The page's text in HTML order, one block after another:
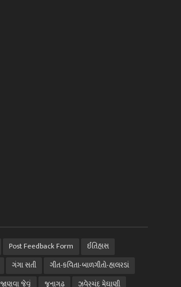
Post Feedback Form
ઈતિહાસ
ગંગા સતી
ગીત-કવિતા-બાળગીતો-હાલરડાં
જાણવા જેવું જુનાગઢ ઝવેરચંદ મેઘાણી